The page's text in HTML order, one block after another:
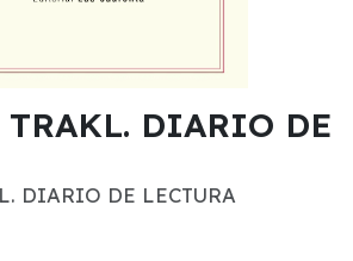
TRAKL. DIARIO DE
DIARIO DE LECTURA